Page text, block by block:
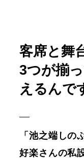
客席と舞
3つが揃
えるんで
「池之端しの
好楽さんの私